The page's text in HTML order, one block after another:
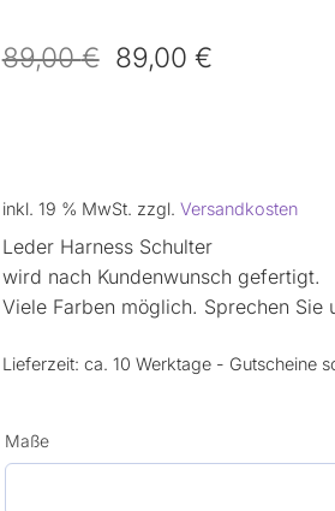
89,00€ 89,00€
inkl. 19 % MwSt. zzgl. Versandkosten
Leder Harness Schulter
wird nach Kundenwunsch gefertigt.
Viele Farben möglich. Sprechen Sie
Lieferzeit: ca. 10 Werktage - Gutscheine
Maße